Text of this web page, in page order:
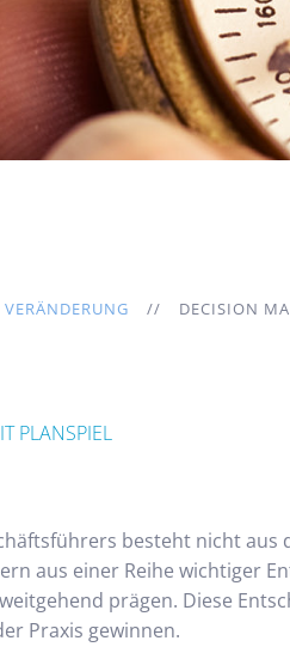
DECISION
PLANSPIEL
besteht nicht aus
aus einer Reihe wichtiger
prägen. Diese
Praxis gewinnen.